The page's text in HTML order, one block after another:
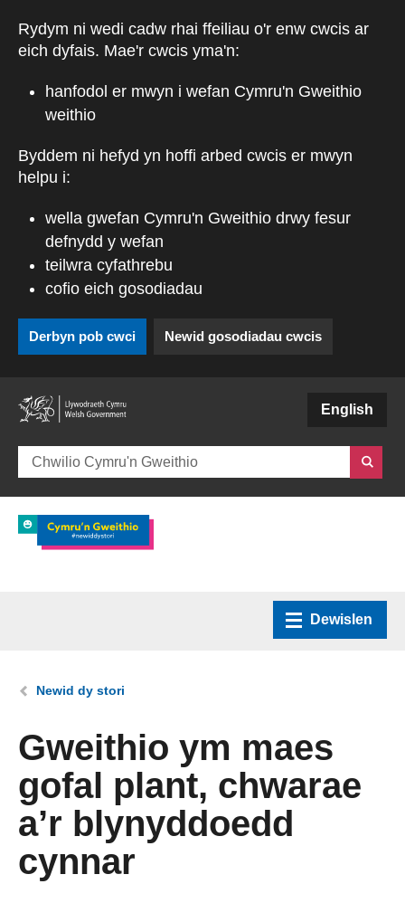
Rydym ni wedi cadw rhai ffeiliau o'r enw cwcis ar
eich dyfais. Mae'r cwcis yma'n:
hanfodol er mwyn i wefan Cymru'n Gweithio
weithio
Byddem ni hefyd yn hoffi arbed cwcis er mwyn
helpu i:
wella gwefan Cymru'n Gweithio drwy fesur
defnydd y wefan
teilwra cyfathrebu
cofio eich gosodiadau
Derbyn pob cwci Newid gosodiadau cwcis
English
Dewislen
Amdanom ni
Sut y gallwn ni helpu
Newid dy stori
Rydych chi yma:
Newid dy stori
Gweithio ym maes
gofal plant, chwarae
a’r blynyddoedd
cynnar